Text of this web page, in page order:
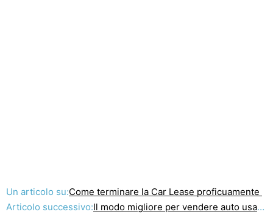
Un articolo su:Come terminare la Car Lease proficuamente
Articolo successivo:Il modo migliore per vendere auto usate